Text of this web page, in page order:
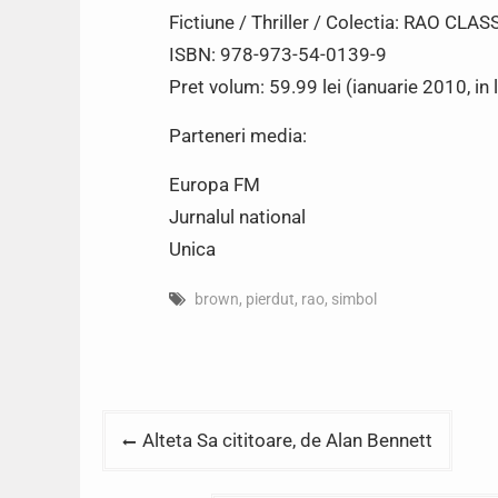
Fictiune / Thriller / Colectia: RAO
ISBN: 978-973-54-0139-9
Pret volum: 59.99 lei (ianuarie 2010, in
Parteneri media:
Europa FM
Jurnalul national
Unica
brown, pierdut, rao, simbol
PostAlteta Sa cititoare, de Alan Bennett